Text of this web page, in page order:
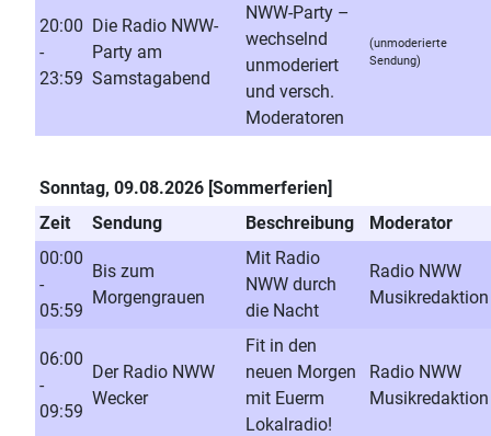
20:00
-
23:59
Die Radio NWW-
Party am
Samstagabend
NWW-Party –
wechselnd
unmoderiert
und versch.
Moderatoren
(unmoderierte
Sendung)
Sonntag, 09.08.2026 [Sommerferien]
Zeit
Sendung Beschreibung
Moderator
00:00
-
05:59
Bis zum
Morgengrauen
Mit Radio
NWW durch
die Nacht
Radio NWW
Musikredaktion
06:00
-
09:59
Der Radio NWW
Wecker
Fit in den
neuen Morgen
mit Euerm
Lokalradio!
Radio NWW
Musikredaktion